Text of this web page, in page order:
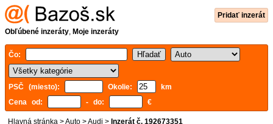
Pridať inzerát
Obľúbené inzeráty, Moje inzeráty
Čo:
PSČ (miesto): Okolie:
km
Cena od:
- do: €
Hlavná stránka >Auto >Audi > Inzerát č. 192673351